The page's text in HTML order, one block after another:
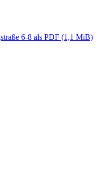
6-8 als PDF (1,1 MiB)